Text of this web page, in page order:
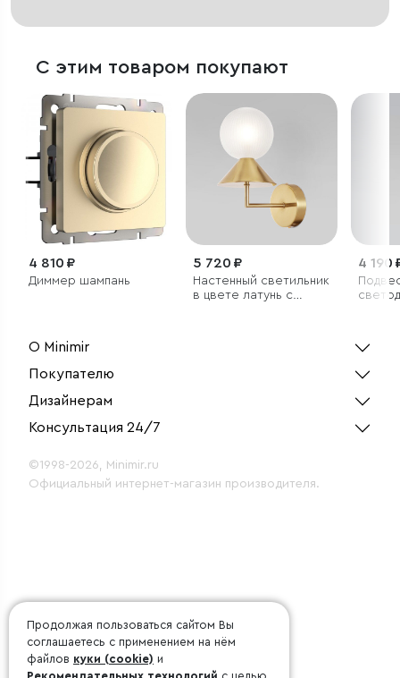
С этим товаром покупают
4 810 ₽
Диммер шампань
5 720 ₽
Настенный светильник
в цвете латунь с
4 190
О Minimir
Покупателю
Дизайнерам
Консультация 24/7
©1998-2026, Minimir.ru
Официальный интернет-магазин производителя.
Продолжая пользоваться сайтом Вы
соглашаетесь с применением на нём
файлов куки (cookie) и